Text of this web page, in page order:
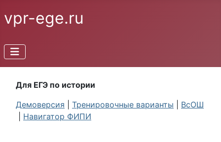
vpr-ege.ru
Для ЕГЭ по истории
Демоверсия
Тренировочные варианты
ВсОШ
Навигатор ФИПИ